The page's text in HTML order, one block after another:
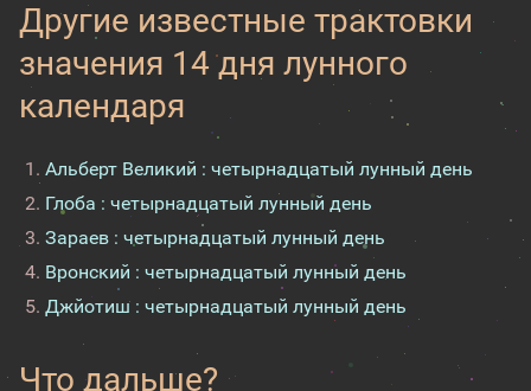
Другие известные трактовки
значения 14 дня лунного
календаря
Альберт Великий : четырнадцатый лунный день
Глоба : четырнадцатый лунный день
Зараев : четырнадцатый лунный день
Вронский : четырнадцатый лунный день
Джйотиш : четырнадцатый лунный день
Что дальше?